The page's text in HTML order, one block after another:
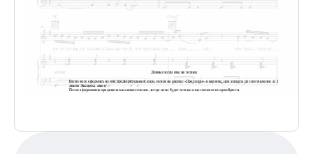
XOLIDAYBOY
Ваня Дмитриенко
Анна Герман
Полина Гагарина
Монеточка
Ласковый Май
BTS